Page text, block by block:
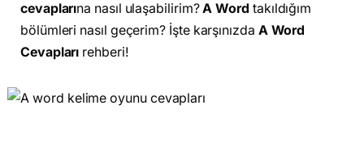
cevaplarına nasıl ulaşabilirim?A Word takıldığım
bölümleri nasıl geçerim? İşte karşınızda A Word
Cevapları rehberi!